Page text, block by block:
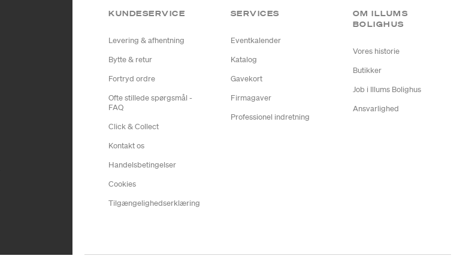
KUNDESERVICE
Levering & afhentning
Bytte & retur
Fortryd ordre
Ofte stillede spørgsmål -
FAQ
Click & Collect
Kontakt os
Handelsbetingelser
Cookies
Tilgængelighedserklæring
SERVICES
Eventkalender
Katalog
Gavekort
Firmagaver
Professionel indretning
OM ILLUMS
BOLIGHUS
Vores historie
Butikker
Job i Illums Bolighus
Ansvarlighed